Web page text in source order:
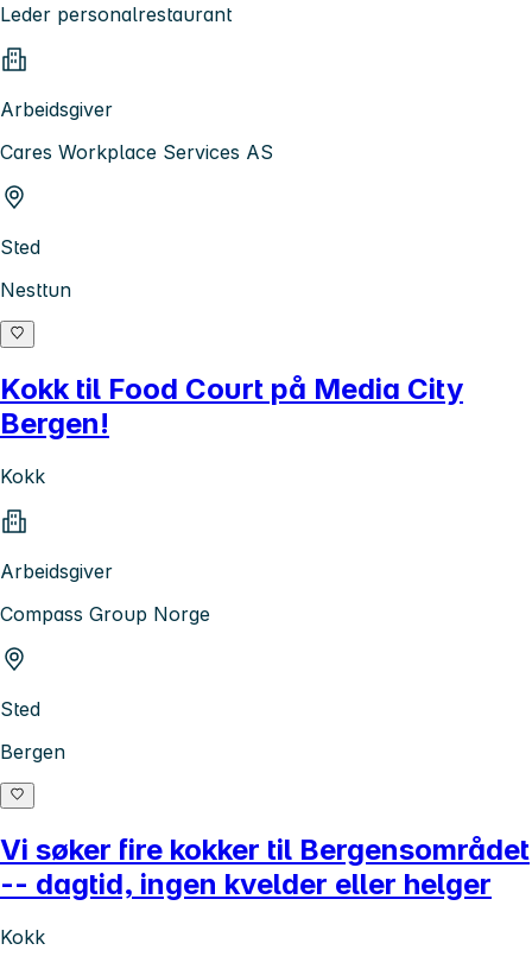
Leder personalrestaurant
Arbeidsgiver
Cares Workplace Services AS
Sted
Nesttun
Kokk til Food Court på Media City
Bergen!
Kokk
Arbeidsgiver
Compass Group Norge
Sted
Bergen
Vi søker fire kokker til Bergensområdet
-- dagtid, ingen kvelder eller helger
Kokk